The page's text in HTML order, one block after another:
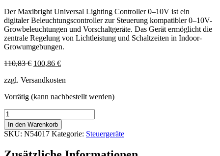
Der Maxibright Universal Lighting Controller 0–10V ist ein
digitaler Beleuchtungscontroller zur Steuerung kompatibler 0–10V-
Growbeleuchtungen und Vorschaltgeräte. Das Gerät ermöglicht die
zentrale Regelung von Lichtleistung und Schaltzeiten in Indoor-
Growumgebungen.
110,83€ Ursprünglicher
war:
100,86 €Aktueller
ist:
zzgl. Versandkosten
Vorrätig (kann nachbestellt werden)
Maxibright
Universal
Lighting
Controller
In den Warenkorb
SKU: N54017 Kategorie: Steuergeräte